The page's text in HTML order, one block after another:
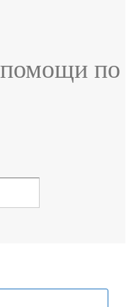
помощи по